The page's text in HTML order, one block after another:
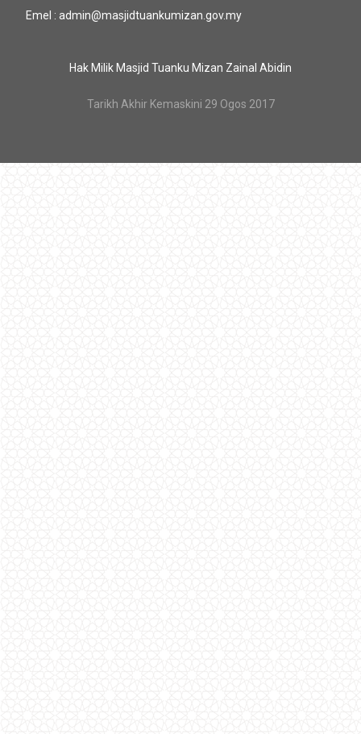
Emel : admin@masjidtuankumizan.gov.my
Hak Milik Masjid Tuanku Mizan Zainal Abidin
Tarikh Akhir Kemaskini 29 Ogos 2017